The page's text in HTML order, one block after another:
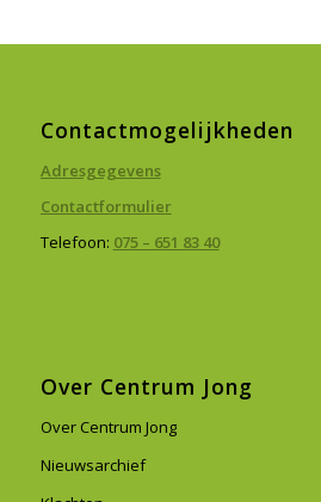
Contactmogelijkheden
Adresgegevens
Contactformulier
Telefoon: 075 – 651 83 40
Over Centrum Jong
Over Centrum Jong
Nieuwsarchief